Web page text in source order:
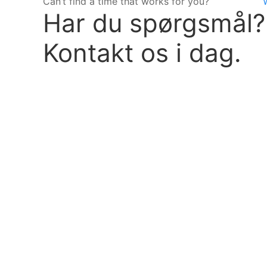
Har du spørgsmål?
Kontakt os i dag.